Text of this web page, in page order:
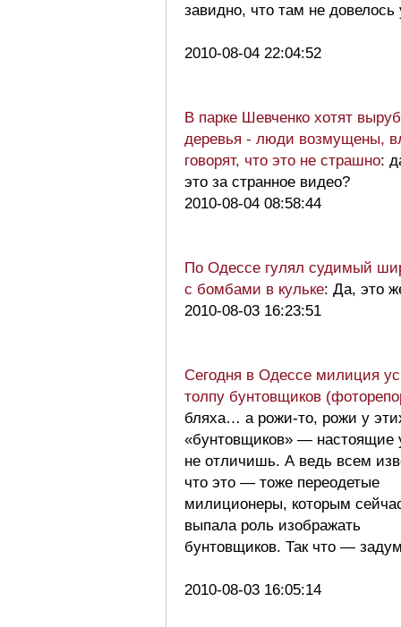
завидно, что там не довелось
2010-08-04 22:04:52
В парке Шевченко хотят
деревья - люди возмущены,
говорят, что это не страшно:
это за странное видео?
2010-08-04 08:58:44
По Одессе гулял судимый
с бомбами в кульке: Да, это
2010-08-03 16:23:51
Сегодня в Одессе милиция
толпу бунтовщиков
бляха… а рожи-то, рожи у
«бунтовщиков» — настоящие
не отличишь. А ведь всем
что это — тоже переодетые
милиционеры, которым
выпала роль изображать
бунтовщиков. Так что —
2010-08-03 16:05:14